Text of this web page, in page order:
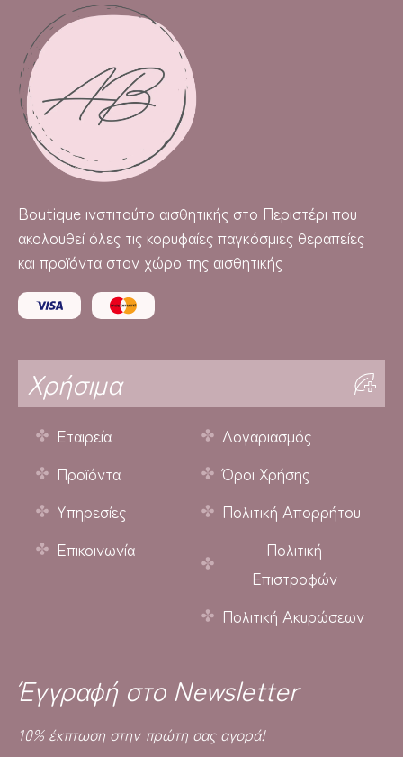
Boutique ινστιτούτο αισθητικής στο Περιστέρι που
ακολουθεί όλες τις κορυφαίες παγκόσμιες θεραπείες
και προϊόντα στον χώρο της αισθητικής
Χρήσιμα
Εταιρεία
Προϊόντα
Υπηρεσίες
Επικοινωνία
Λογαριασμός
Όροι Χρήσης
Πολιτική Απορρήτου
Πολιτική
Επιστροφών
Πολιτική Ακυρώσεων
Έγγραφή στο Newsletter
10% έκπτωση στην πρώτη σας αγορά!